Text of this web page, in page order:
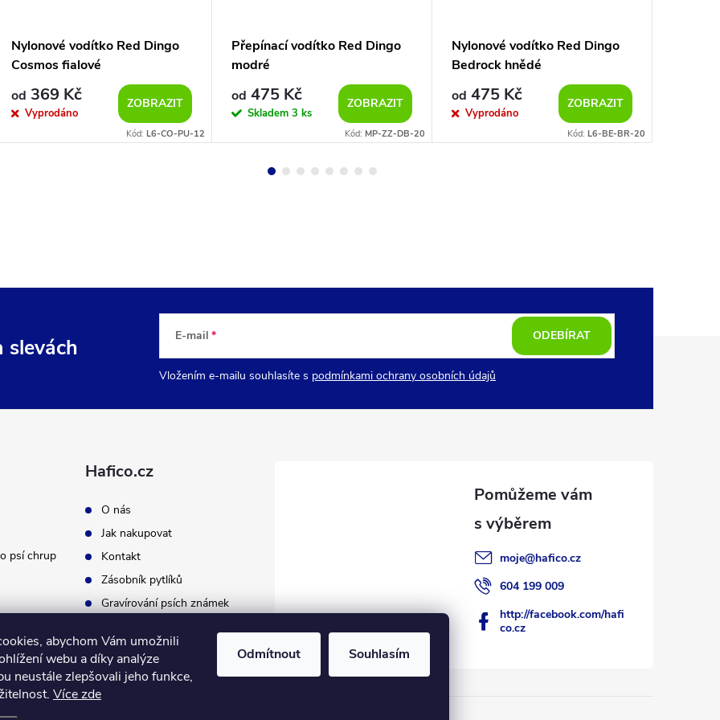
abychom Vám umožnili
webu a díky analýze
neustále zlepšovali jeho funkce,
Více zde
Odmítnout Souhlasím
Nylonové vodítko Red Dingo
Cosmos fialové
od 369 Kč
Vyprodáno
ZOBRAZIT
Kód: L6-CO-PU-12
Přepínací vodítko Red Dingo
modré
od 475 Kč
Skladem 3 ks
ZOBRAZIT
Kód: MP-ZZ-DB-20
Nylonové vodítko Red Dingo
Bedrock hnědé
od 475 Kč
Vyprodáno
ZOBRAZIT
Kód: L6-BE-BR-20
slevách E-mail
Vložením e-mailu souhlasíte s podmínkami ochrany osobních údajů
ODEBÍRAT
psí chrup
Hafico.cz
O nás
Jak nakupovat
Kontakt
Zásobník pytlíků
Gravírování psích známek
moje@hafico.cz
604 199 009
http://facebook.com/hafi
co.cz